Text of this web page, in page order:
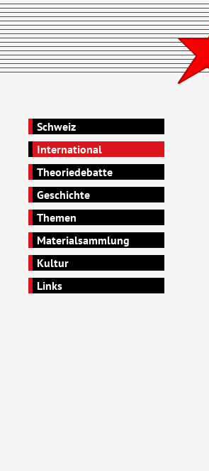
Schweiz
International
Theoriedebatte
Geschichte
Themen
Materialsammlung
Kultur
Links